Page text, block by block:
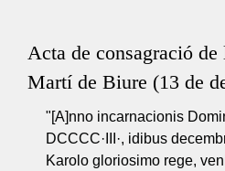
Acta de consagració de
Martí de Biure (13 de
"[A]nno incarnacionis
DCCCC·III·, idibus
Karolo gloriosimo rege,